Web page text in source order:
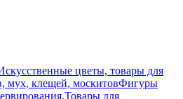
цветы, товары для
мух, клещей, москитовФигуры
Товары для